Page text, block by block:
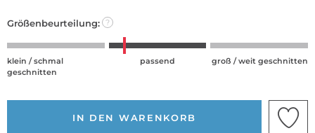
Größenbeurteilung: ?
klein / schmal
geschnitten
passend groß / weit geschnitten
IN DEN WARENKORB